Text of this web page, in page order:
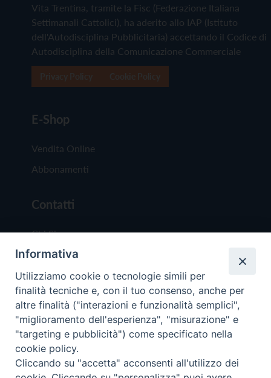
Vita Trentina, tramite la Fisc (Federazione Italiana
Settimanali Cattolici), ha aderito allo IAP (Istituto
dell'Autodisciplina Pubblicitaria) accettando il Codice di
Autodisciplina della Comunicazione Commerciale
E-Shop
Vendita Online
Abbonamenti
Contatti
Chi Siamo
Redazione
Scrivici
Copyright © 2019 - Tutti i diritti riservati - Vita
Trentina Editrice
Informativa
Utilizziamo cookie o tecnologie simili per
finalità tecniche e, con il tuo consenso, anche per
altre finalità ("interazioni e funzionalità semplici",
"miglioramento dell'esperienza", "misurazione" e
"targeting e pubblicità") come specificato nella
cookie policy.
Cliccando su "accetta" acconsenti all'utilizzo dei